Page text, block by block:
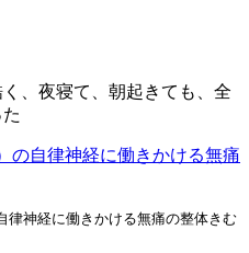
、夜寝て、朝起きても、全
の自律神経に働きかける無痛
神経に働きかける無痛の整体きむ